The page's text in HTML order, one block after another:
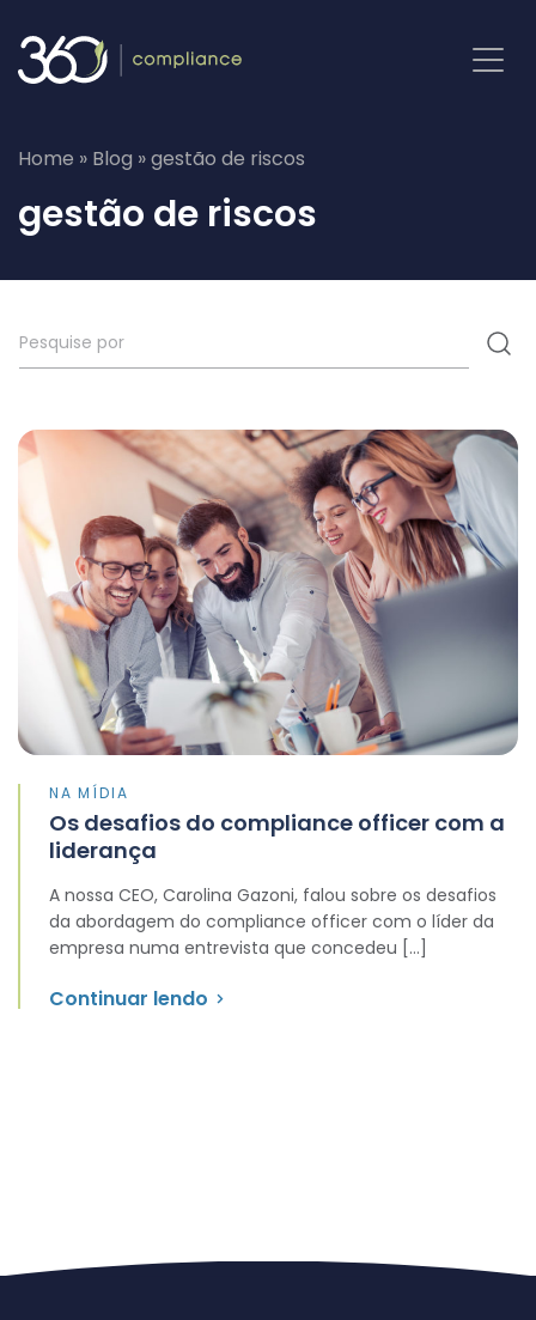
para
Home » Blog »gestão de riscos
gestão de riscos
NA MÍDIA
Os desafios do compliance officer com a
liderança
A nossa CEO, Carolina Gazoni, falou sobre os desafios
da abordagem do compliance officer com o líder da
empresa numa entrevista que concedeu […]
Continuar lendo